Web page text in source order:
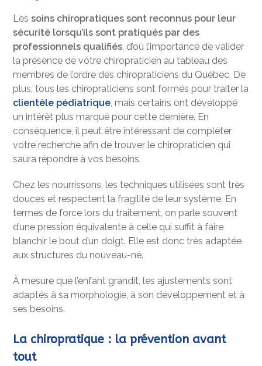
Lessoins chiropratiques sont reconnus pour leur
sécurité lorsqu’ils sont pratiqués par des
professionnels qualifiés , d’où l’importance de valider
la présence de votre chiropraticien au tableau des
membres de l’ordre des chiropraticiens du Québec. De
plus, tous les chiropraticiens sont formés pour traiter la
clientèle pédiatrique , mais certains ont développé
un intérêt plus marqué pour cette dernière. En
conséquence, il peut être intéressant de compléter
votre recherche afin de trouver le chiropraticien qui
saura répondre à vos besoins.
Chez les nourrissons, les techniques utilisées sont très
douces et respectent la fragilité de leur système. En
termes de force lors du traitement, on parle souvent
d’une pression équivalente à celle qui suffit à faire
blanchir le bout d’un doigt. Elle est donc très adaptée
aux structures du nouveau-né.
À mesure que l’enfant grandit, les ajustements sont
adaptés à sa morphologie, à son développement et à
ses besoins.
La chiropratique : la prévention avant
tout